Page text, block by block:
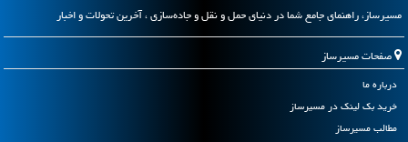
مسیرساز، راهنمای جامع شما در دنیای حمل و نقل و جاده‌سازی ، آخرین تحولات و اخبار
صفحات مسیرساز
درباره ما
خرید بک لینک در مسیرساز
مطالب مسیرساز